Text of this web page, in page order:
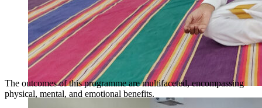
The outcomes of this programme are multifaceted, encompassing
physical, mental, and emotional benefits.